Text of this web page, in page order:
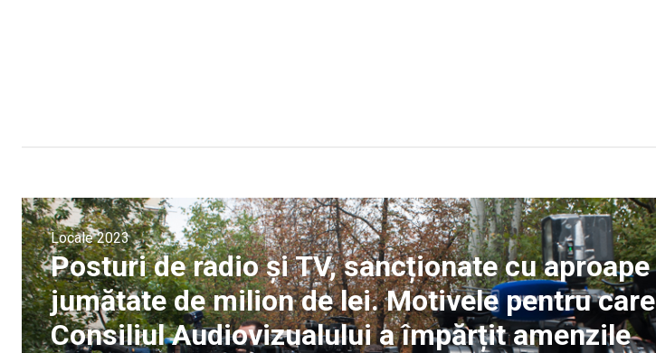
Locale 2023
Posturi de radio și TV, sancționate cu aproape
jumătate de milion de lei. Motivele pentru care
Consiliul Audiovizualului a împărțit amenzile